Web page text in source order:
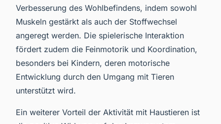
Verbesserung des Wohlbefindens, indem sowohl
Muskeln gestärkt als auch der Stoffwechsel
angeregt werden. Die spielerische Interaktion
fördert zudem die Feinmotorik und Koordination,
besonders bei Kindern, deren motorische
Entwicklung durch den Umgang mit Tieren
unterstützt wird.
Ein weiterer Vorteil der Aktivität mit Haustieren ist